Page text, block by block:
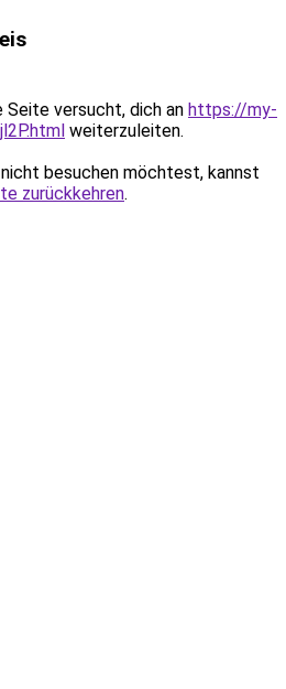
Seite versucht, dich an https://my-
weiterzuleiten.
besuchen möchtest, kannst
zurückkehren.